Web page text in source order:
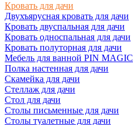
Кровать для дачи
Двухъярусная кровать для дачи
Кровать двуспальная для дачи
Кровать односпальная для дачи
Кровать полуторная для дачи
Мебель для ванной PIN MAGIC
Полка настенная для дачи
Скамейка для дачи
Стеллаж для дачи
Стол для дачи
Столы письменные для дачи
Столы туалетные для дачи